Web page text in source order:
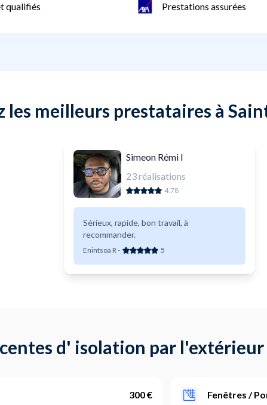
qualifiés Prestations assurées
les meilleurs prestataires à
Simeon Rémi I
23réalisations
4.78
Sérieux, rapide, bon travail, à
recommander.
Enintsoa R- 5
d' isolation par
300 € Fenêtres /